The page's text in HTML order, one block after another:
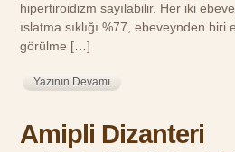
hipertiroidizm sayılabilir. Her iki
ıslatma sıklığı %77, ebeveynden
görülme […]
Yazının Devamı
Amipli Dizanteri